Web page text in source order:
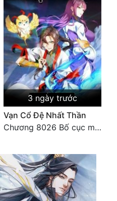
3 ngày trước
Vạn Cổ Đệ Nhất Thần
Chương 8026 Bố cục mới